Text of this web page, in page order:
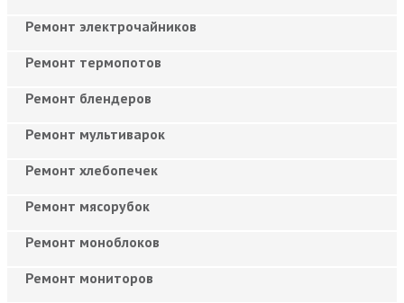
Ремонт электрочайников
Ремонт термопотов
Ремонт блендеров
Ремонт мультиварок
Ремонт хлебопечек
Ремонт мясорубок
Ремонт моноблоков
Ремонт мониторов